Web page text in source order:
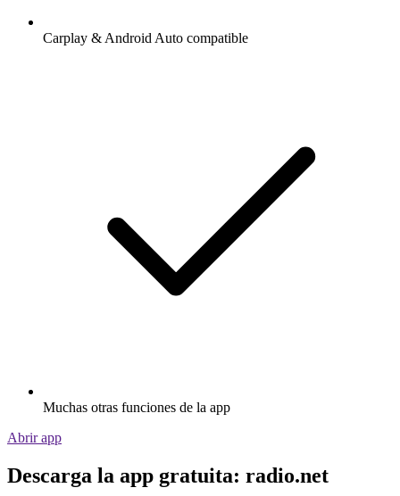
Carplay & Android Auto compatible
Muchas otras funciones de la app
Abrir app
Descarga la app gratuita: radio.net